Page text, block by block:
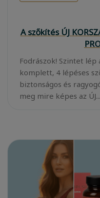
A szőkítés ÚJ
Fodrászok! Szintet
komplett, 4 lépéses
biztonságos és
meg mire képes az ÚJ...